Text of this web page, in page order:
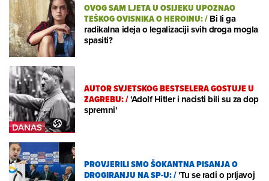
OVOG SAM LJETA U OSIJEKU UPOZNAO
TEŠKOG OVISNIKA O HEROINU:/Bi li ga
radikalna ideja o legalizaciji svih droga mogla
spasiti?
AUTOR SVJETSKOG BESTSELERA GOSTUJE U
ZAGREBU:/'Adolf Hitler i nacisti bili su za dop
spremni'
PROVJERILI SMO ŠOKANTNA PISANJA O
DROGIRANJU NA SP-U:/'Tu se radi o prljavoj